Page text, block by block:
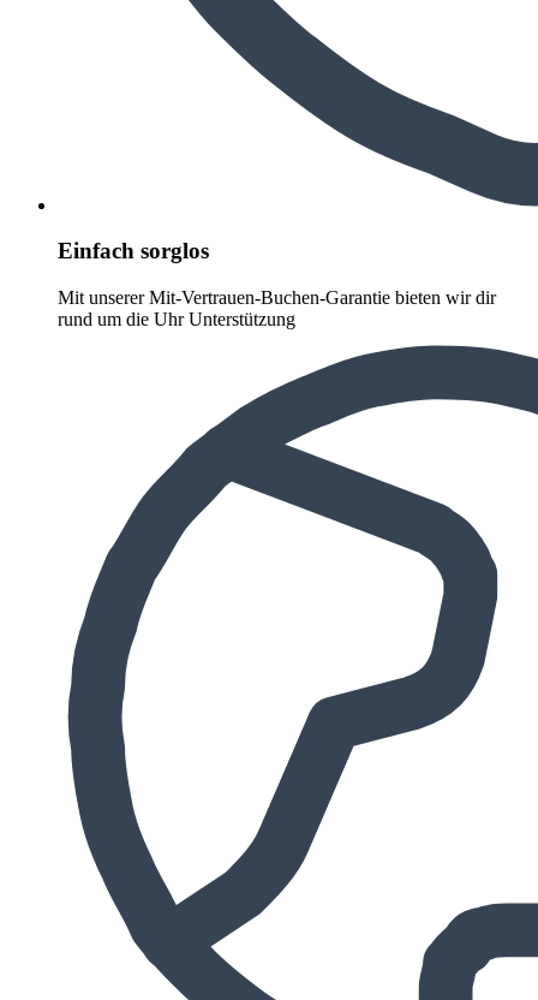
Einfach sorglos
Mit unserer Mit-Vertrauen-Buchen-Garantie bieten wir dir
rund um die Uhr Unterstützung